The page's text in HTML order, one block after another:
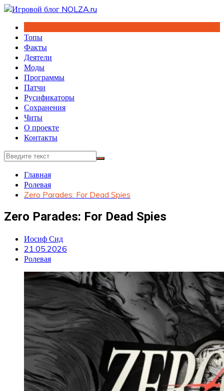
Перейти
содержимому
Топы
Факты
Деятели
Моды
Программы
Патчи
Русификаторы
Сохранения
Читы
О проекте
Контакты
Главная
Ролевая
Zero Parades: For Dead Spies
Zero Parades: For Dead Spies
Иосиф Сид
21.05.2026
Ролевая